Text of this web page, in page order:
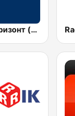
БНР Хоризонт (BNR Horizont)